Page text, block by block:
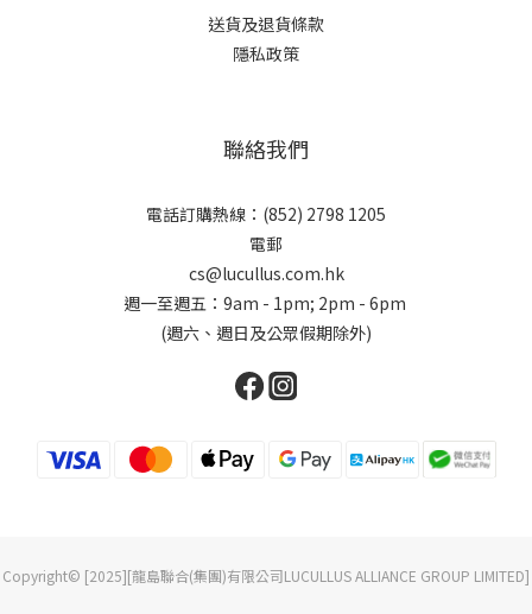
送貨及退貨條款
隱私政策
聯絡我們
電話訂購熱線：(852) 2798 1205
電郵
cs@lucullus.com.hk
週一至週五：9am - 1pm; 2pm - 6pm
(週六、週日及公眾假期除外)
Copyright© [2025][龍島聯合(集團)有限公司LUCULLUS ALLIANCE GROUP LIMITED]